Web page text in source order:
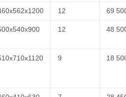
12 69
12 48
9 18